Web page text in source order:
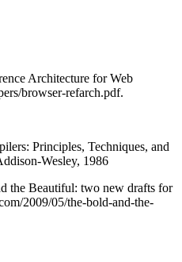
Architecture for Web
browser-refarch.pdf.
Principles, Techniques, and
Wesley, 1986
the Beautiful: two new drafts for
2009/05/the-bold-and-the-